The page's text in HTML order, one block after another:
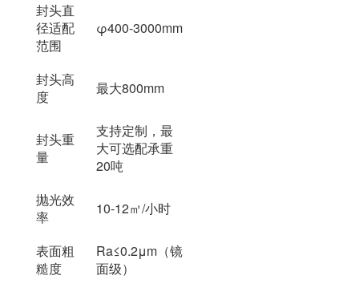
封头直
径适配
范围
φ400-3000mm
封头高
度
最大800mm
封头重
量
支持定制，最
大可选配承重
20吨
抛光效
率
10-12㎡/小时
表面粗
糙度
Ra≤0.2μm（镜
面级）